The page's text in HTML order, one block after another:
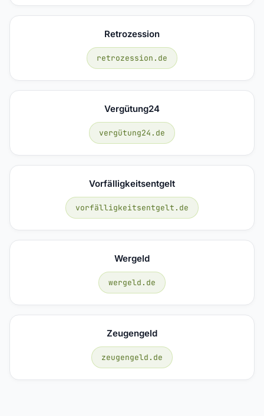
Retrozession
retrozession.de
Vergütung24
vergütung24.de
Vorfälligkeitsentgelt
vorfälligkeitsentgelt.de
Wergeld
wergeld.de
Zeugengeld
zeugengeld.de